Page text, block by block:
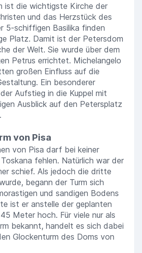
ist die wichtigste Kirche der
und das Herzstück des
5-schiffigen Basilika finden
Platz. Damit ist der Petersdom
der Welt. Sie wurde über dem
Petrus errichtet. Michelangelo
großen Einfluss auf die
Ein besonderer
Aufstieg in die Kuppel mit
Ausblick auf den Petersplatz
von Pisa
von Pisa darf bei keiner
fehlen. Natürlich war der
schief. Als jedoch die dritte
begann der Turm sich
und sandigen Bodens
ist er anstelle der geplanten
Meter hoch. Für viele nur als
bekannt, handelt es sich dabei
Glockenturm des Doms von